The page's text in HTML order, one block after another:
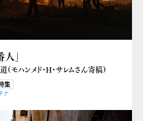
」
ハンメド・H・サレムさん寄稿）
集
ナ